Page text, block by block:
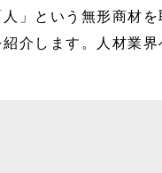
」という無形商材
介します。人材業